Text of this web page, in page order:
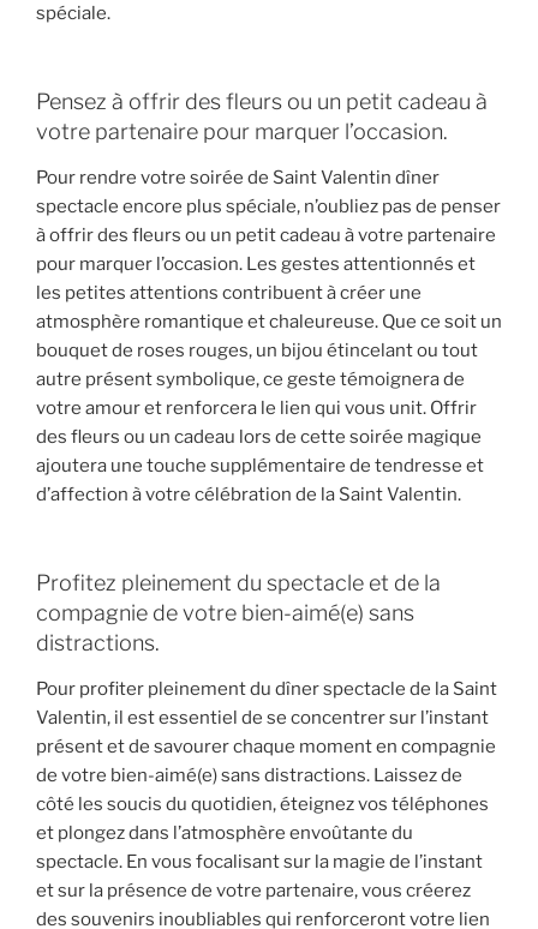
spéciale.
Pensez à offrir des fleurs ou un petit cadeau à
votre partenaire pour marquer l’occasion.
Pour rendre votre soirée de Saint Valentin dîner
spectacle encore plus spéciale, n’oubliez pas de penser
à offrir des fleurs ou un petit cadeau à votre partenaire
pour marquer l’occasion. Les gestes attentionnés et
les petites attentions contribuent à créer une
atmosphère romantique et chaleureuse. Que ce soit un
bouquet de roses rouges, un bijou étincelant ou tout
autre présent symbolique, ce geste témoignera de
votre amour et renforcera le lien qui vous unit. Offrir
des fleurs ou un cadeau lors de cette soirée magique
ajoutera une touche supplémentaire de tendresse et
d’affection à votre célébration de la Saint Valentin.
Profitez pleinement du spectacle et de la
compagnie de votre bien-aimé(e) sans
distractions.
Pour profiter pleinement du dîner spectacle de la Saint
Valentin, il est essentiel de se concentrer sur l’instant
présent et de savourer chaque moment en compagnie
de votre bien-aimé(e) sans distractions. Laissez de
côté les soucis du quotidien, éteignez vos téléphones
et plongez dans l’atmosphère envoûtante du
spectacle. En vous focalisant sur la magie de l’instant
et sur la présence de votre partenaire, vous créerez
des souvenirs inoubliables qui renforceront votre lien